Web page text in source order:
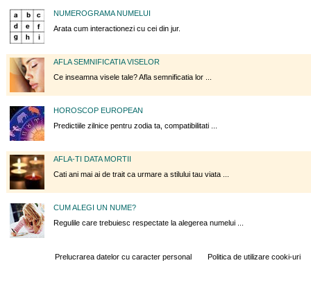
NUMEROGRAMA NUMELUI
Arata cum interactionezi cu cei din jur.
AFLA SEMNIFICATIA VISELOR
Ce inseamna visele tale? Afla semnificatia lor ...
HOROSCOP EUROPEAN
Predictiile zilnice pentru zodia ta, compatibilitati ...
AFLA-TI DATA MORTII
Cati ani mai ai de trait ca urmare a stilului tau viata ...
CUM ALEGI UN NUME?
Regulile care trebuiesc respectate la alegerea numelui ...
Prelucrarea datelor cu caracter personal Politica de utilizare cooki-uri